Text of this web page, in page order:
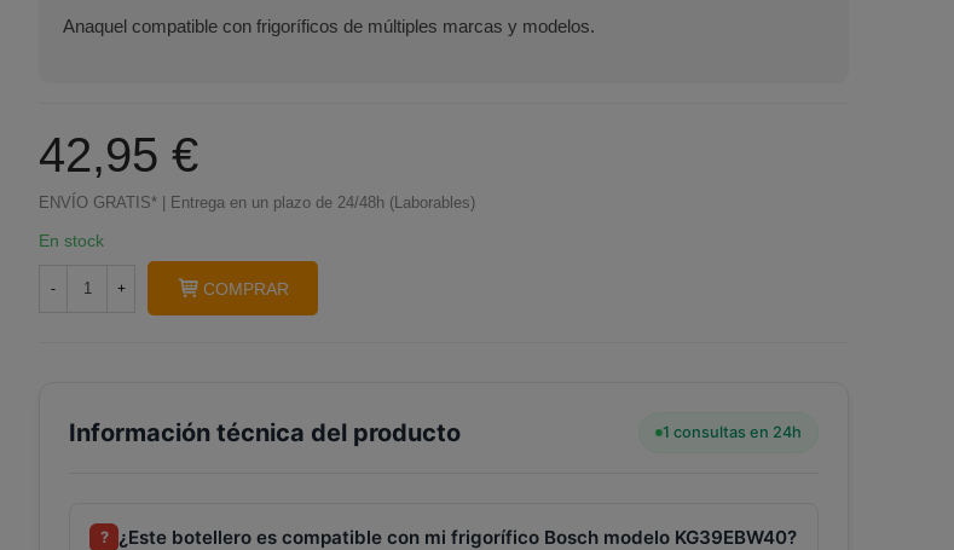
Anaquel compatible con frigoríficos de múltiples marcas y modelos.
42,95 €
ENVÍO GRATIS* | Entrega en un plazo de 24/48h (Laborables)
En stock
- + COMPRAR
Información técnica del producto 1 consultas en 24h
? ¿Este botellero es compatible con mi frigorífico Bosch modelo KG39EBW40?